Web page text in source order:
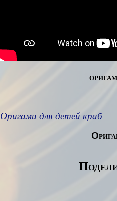
Оригами для детей краб